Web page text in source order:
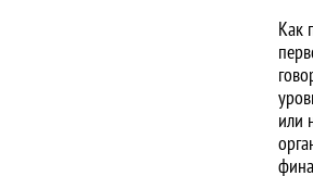
Как
или